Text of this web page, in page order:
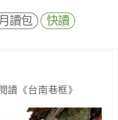
月讀包 快讀
讀《台南巷框》